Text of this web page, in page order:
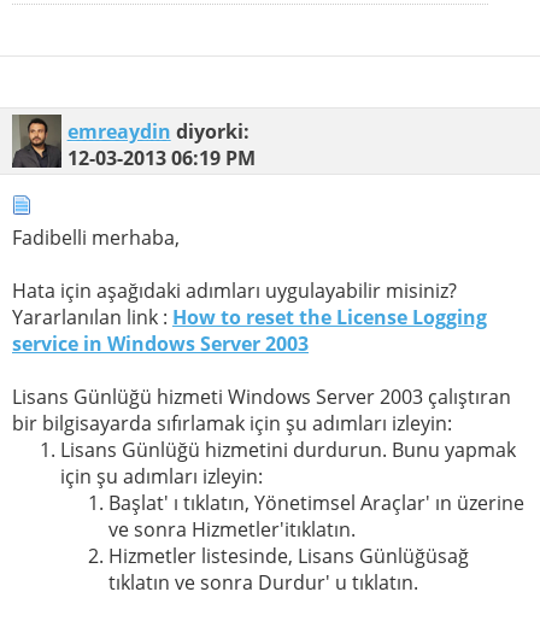
emreaydin diyorki:
12-03-201306:19 PM
Fadibelli merhaba,
Hata için aşağıdaki adımları uygulayabilir misiniz?
Yararlanılan link : How to reset the License Logging
service in Windows Server 2003
Lisans Günlüğü hizmeti Windows Server 2003 çalıştıran
bir bilgisayarda sıfırlamak için şu adımları izleyin:
Lisans Günlüğü hizmetini durdurun. Bunu yapmak
için şu adımları izleyin:
Başlat' ı tıklatın, Yönetimsel Araçlar' ın üzerine
ve sonra Hizmetler'itıklatın.
Hizmetler listesinde, Lisans Günlüğüsağ
tıklatın ve sonra Durdur' u tıklatın.